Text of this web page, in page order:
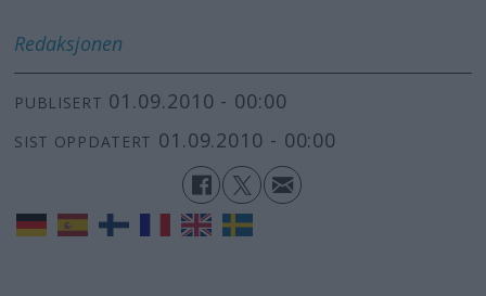
Redaksjonen
PUBLISERT 01.09.2010 - 00:00
SIST OPPDATERT 01.09.2010 - 00:00